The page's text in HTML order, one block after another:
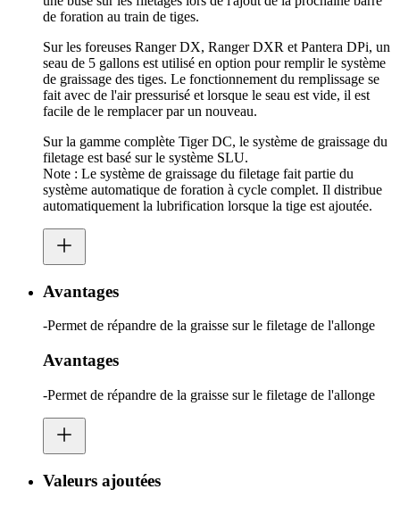
de foration au train de tiges.
Sur les foreuses Ranger DX, Ranger DXR et Pantera DPi, un
seau de 5 gallons est utilisé en option pour remplir le système
de graissage des tiges. Le fonctionnement du remplissage se
fait avec de l'air pressurisé et lorsque le seau est vide, il est
facile de le remplacer par un nouveau.
Sur la gamme complète Tiger DC, le système de graissage du
filetage est basé sur le système SLU.
Note : Le système de graissage du filetage fait partie du
système automatique de foration à cycle complet. Il distribue
automatiquement la lubrification lorsque la tige est ajoutée.
Avantages
-Permet de répandre de la graisse sur le filetage de l'allonge
Avantages
-Permet de répandre de la graisse sur le filetage de l'allonge
Valeurs ajoutées